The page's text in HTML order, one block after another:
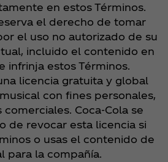
en estos Términos.
el derecho de tomar
el uso no autorizado de su
incluido el contenido en
infrinja estos Términos.
licencia gratuita y global
con fines personales,
Coca‑Cola se
de revocar esta licencia si
o usas el contenido de
para la compañía.